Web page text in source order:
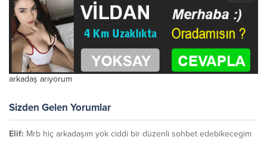
arkadaş arıyorum
Sizden Gelen Yorumlar
Elif: Mrb hiç arkadaşım yok ciddi bir düzenli sohbet edebikecegim